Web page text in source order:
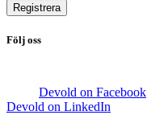
Registrera
Följ oss
Devold on Facebook
Devold on LinkedIn